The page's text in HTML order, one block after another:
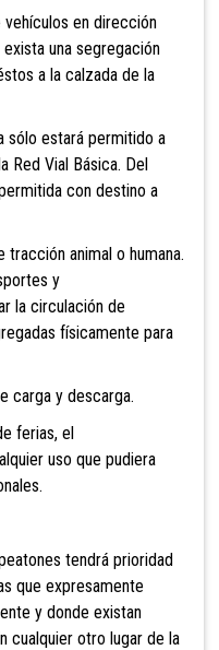
en dirección
una segregación
a la calzada de la
sólo estará permitido a
Red Vial Básica. Del
con destino a
animal o humana.
y
la circulación de
físicamente para
carga y descarga.
ferias, el
uso que pudiera
tendrá prioridad
que expresamente
y donde existan
cualquier otro lugar de la